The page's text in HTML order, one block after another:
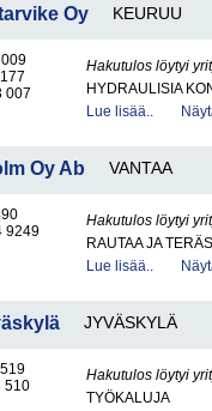
Oy KEURUU
007
Hakutulos löytyi
HYDRAULISIA
Lue lisää..
Oy Ab VANTAA
9249
Hakutulos löytyi
RAUTAA JA
Lue lisää..
JYVÄSKYLÄ
510
Hakutulos löytyi
TYÖKALUJA